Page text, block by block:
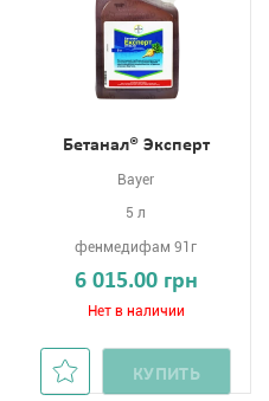
Бетанал® Эксперт
Bayer
5 л
фенмедифам 91г
6 015.00 грн
Нет в наличии
КУПИТЬ